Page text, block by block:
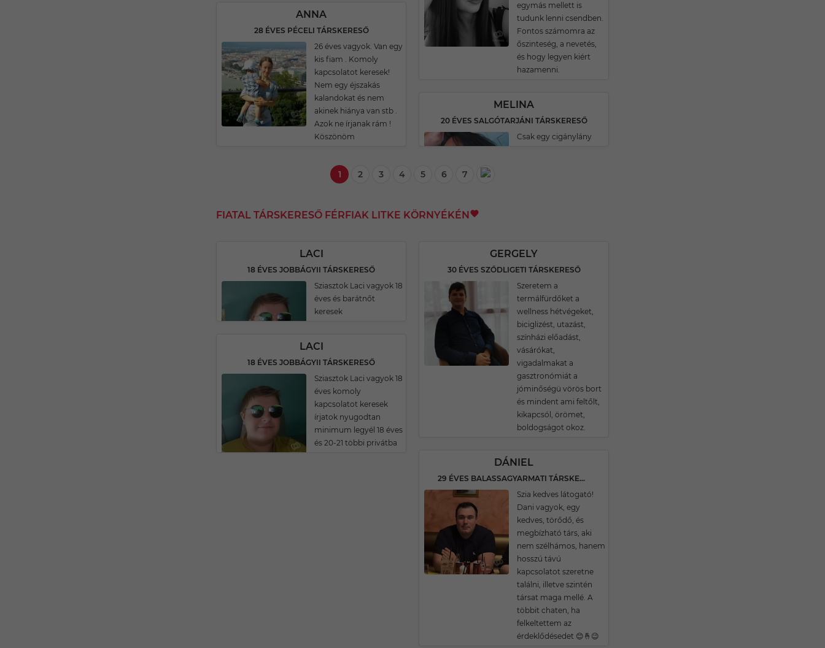
ANNA
28 ÉVES PÉCELI TÁRSKERESŐ
26 éves vagyok. Van egy
kis fiam . Komoly
kapcsolatot keresek!
Nem egy éjszakás
kalandokat és nem
akinek hiánya van stb .
Azok ne írjanak rám !
Köszönöm
egymás mellett is
tudunk lenni csendben.
Fontos számomra az
őszinteség, a nevetés,
és hogy legyen kiért
hazamenni.
MELINA
20 ÉVES SALGÓTARJÁNI TÁRSKERESŐ
Csak egy cigánylány
1 2 3 4 5 6 7
FIATAL TÁRSKERESŐ FÉRFIAK LITKE KÖRNYÉKÉN
LACI
18 ÉVES JOBBÁGYII TÁRSKERESŐ
Sziasztok Laci vagyok 18
éves és barátnőt
keresek
LACI
18 ÉVES JOBBÁGYII TÁRSKERESŐ
Sziasztok Laci vagyok 18
éves komoly
kapcsolatot keresek
írjatok nyugodtan
minimum legyél 18 éves
és 20-21 többi privátba
GERGELY
30 ÉVES SZŐDLIGETI TÁRSKERESŐ
Szeretem a
termálfürdőket a
wellness hétvégeket,
biciglizést, utazást,
színházi előadást,
vásárókat,
vigadalmakat a
gasztronómiát a
jóminőségü vörös bort
és mindent ami feltőlt,
kikapcsól, örömet,
boldogságot okoz.
DÁNIEL
29 ÉVES BALASSAGYARMATI TÁRSKERESŐ
Szia kedves látogató!
Dani vagyok, egy
kedves, törődő, és
megbízható társ, aki
nem szélhámos, hanem
hosszú távú
kapcsolatot szeretne
találni, illetve szintén
társat maga mellé. A
többit chaten, ha
felkeltettem az
érdeklődésedet 😊🤞😉